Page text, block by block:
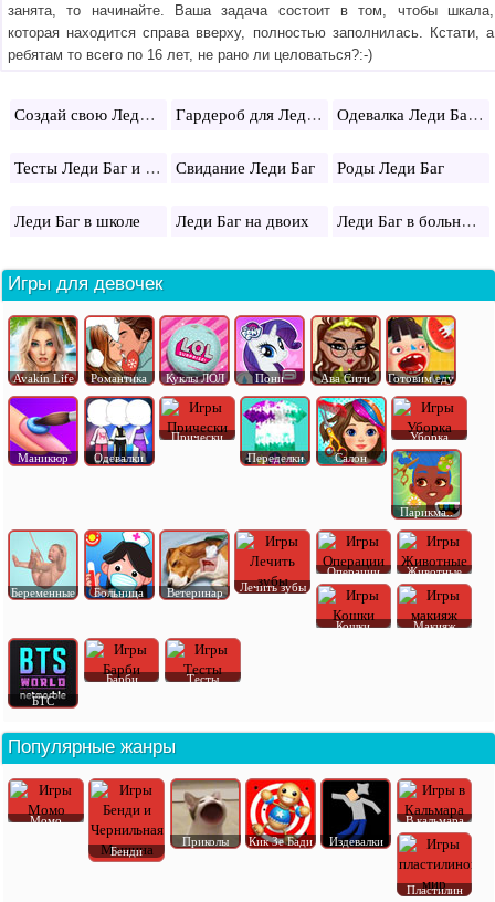
занята, то начинайте. Ваша задача состоит в том, чтобы шкала,
которая находится справа вверху, полностью заполнилась. Кстати, а
ребятам то всего по 16 лет, не рано ли целоваться?:-)
Создай свою Леди Баг Гардероб для Леди Баг Одевалка Леди Баг и Супер Кот
Тесты Леди Баг и Супер Кот Свидание Леди Баг Роды Леди Баг
Леди Баг в школе Леди Баг на двоих Леди Баг в больнице
Игры для девочек
Avakin Life Романтика Куклы ЛОЛ Пони Ава Сити Готовим еду
Маникюр Одевалки
Прически
Переделки
Салон
Уборка
Парикма..
Беременные Больница Ветеринар Лечить зубы
Операции Животные
Кошки Макияж
БТС
Барби Тесты
Популярные жанры
Момо
Бенди
Приколы Кик Зе Бади Издевалки
В кальмара
Пластилин